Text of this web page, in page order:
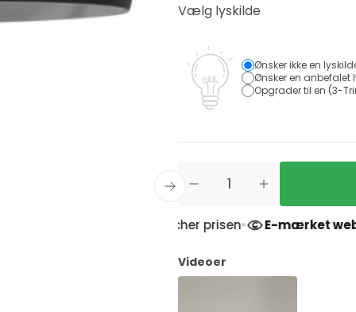
Vælg lyskilde
Ønsker ikke en
Ønsker en anbefalet
Opgrader til en (3-
- Vi matcher prisen E-mærket
Videoer